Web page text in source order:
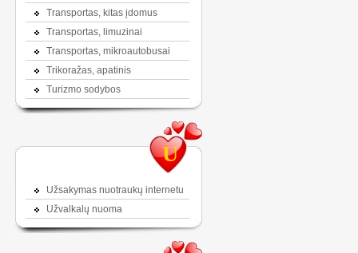
Transportas, kitas įdomus
Transportas, limuzinai
Transportas, mikroautobusai
Trikoražas, apatinis
Turizmo sodybos
U
Užsakymas nuotraukų internetu
Užvalkalų nuoma